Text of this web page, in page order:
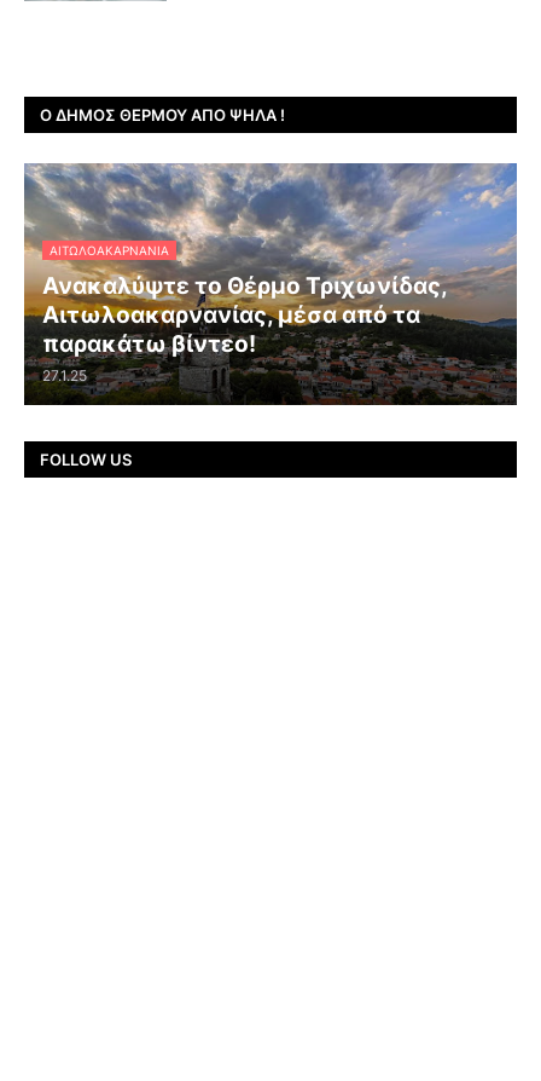
Ο ΔΉΜΟΣ ΘΈΡΜΟΥ ΑΠΌ ΨΗΛΆ !
ΑΙΤΩΛΟΑΚΑΡΝΑΝΊΑ
Ανακαλύψτε το Θέρμο Τριχωνίδας,
Αιτωλοακαρνανίας, μέσα από τα
παρακάτω βίντεο!
27.1.25
FOLLOW US